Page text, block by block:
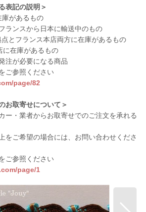
表記の説明＞
庫があるもの
ランスから日本に輸送中のもの
点とフランス本店両方に在庫があるもの
に在庫があるもの
注が必要になる商品
ご参照ください
page/82
お取寄せについて＞
ー・業者からお取寄せでのご注文を承れる
をご希望の場合には、お問い合わせくださ
ご参照ください
page/1